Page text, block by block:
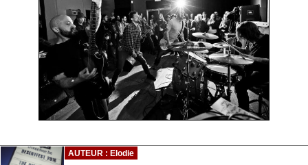
AUTEUR : Elodie